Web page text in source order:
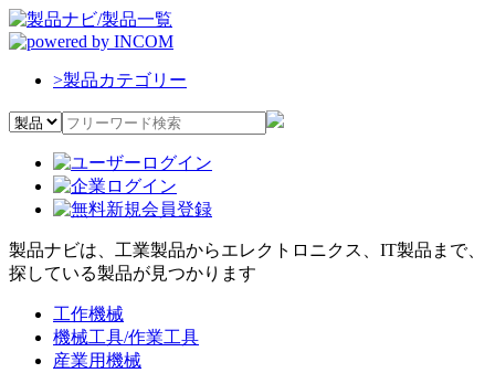
>製品カテゴリー
製品ナビは、工業製品からエレクトロニクス、IT製品まで、
探している製品が見つかります
工作機械
機械工具/作業工具
産業用機械